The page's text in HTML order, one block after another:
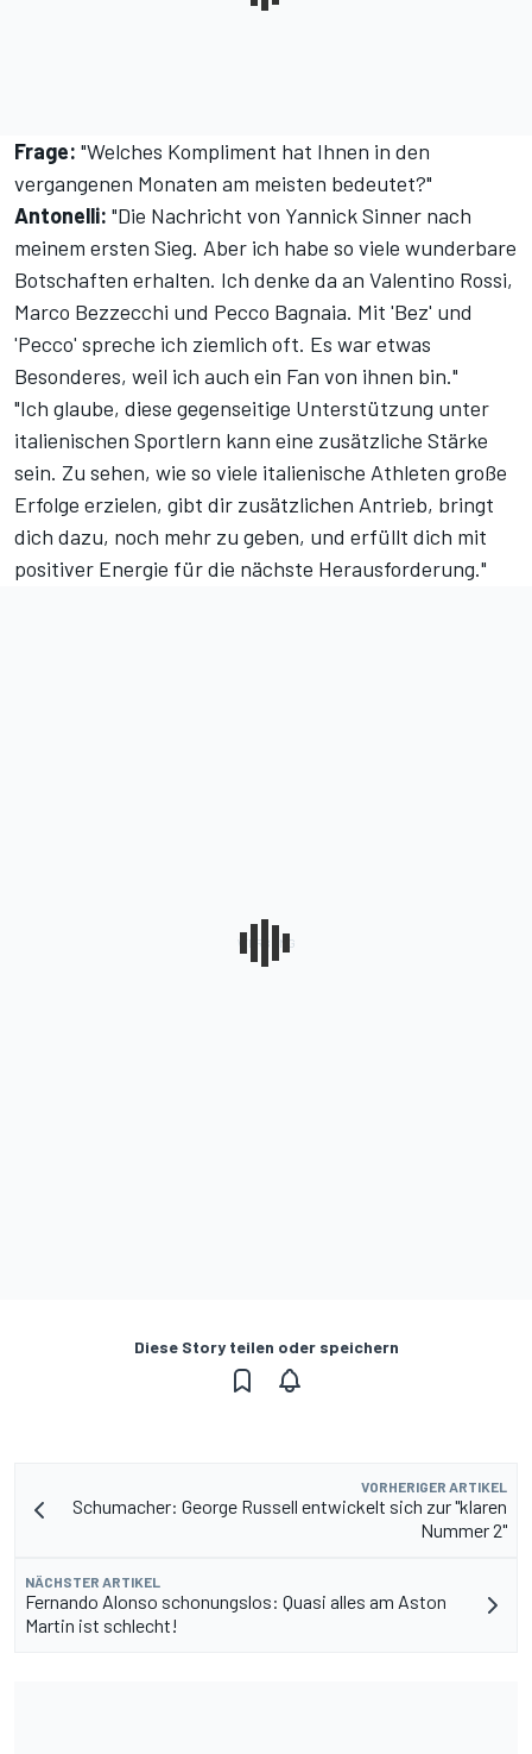
Frage: "Welches Kompliment hat Ihnen in den
vergangenen Monaten am meisten bedeutet?"
Antonelli: "Die Nachricht von Yannick Sinner nach
meinem ersten Sieg. Aber ich habe so viele wunderbare
Botschaften erhalten. Ich denke da an Valentino Rossi,
Marco Bezzecchi und Pecco Bagnaia. Mit 'Bez' und
'Pecco' spreche ich ziemlich oft. Es war etwas
Besonderes, weil ich auch ein Fan von ihnen bin."
"Ich glaube, diese gegenseitige Unterstützung unter
italienischen Sportlern kann eine zusätzliche Stärke
sein. Zu sehen, wie so viele italienische Athleten große
Erfolge erzielen, gibt dir zusätzlichen Antrieb, bringt
dich dazu, noch mehr zu geben, und erfüllt dich mit
positiver Energie für die nächste Herausforderung."
Diese Story teilen oder speichern
VORHERIGER ARTIKEL
Schumacher: George Russell entwickelt sich zur "klaren
Nummer 2"
NÄCHSTER ARTIKEL
Fernando Alonso schonungslos: Quasi alles am Aston
Martin ist schlecht!